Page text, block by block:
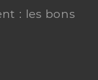
: les bons